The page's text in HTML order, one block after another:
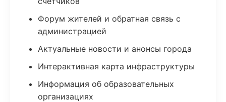
Форум жителей и обратная связь с
администрацией
Актуальные новости и анонсы города
Интерактивная карта инфраструктуры
Информация об образовательных
организациях